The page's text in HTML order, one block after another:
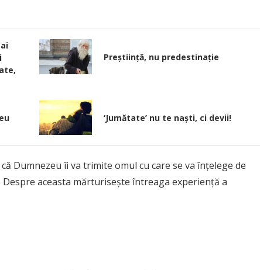
Preștiință, nu predestinație
‘Jumătate’ nu te naști, ci devii!
Dumnezeu îi va trimite omul cu care se va înţelege de
Despre aceasta mărturiseşte întreaga experienţă a